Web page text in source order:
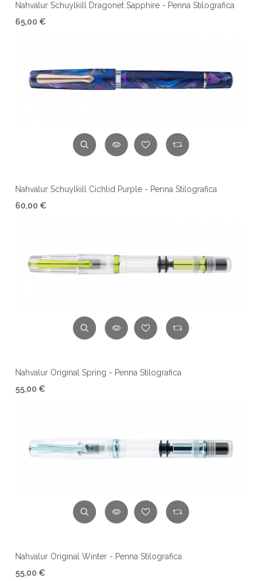
Nahvalur Schuylkill Dragonet Sapphire - Penna Stilografica
65,00 €
Nahvalur Schuylkill Cichlid Purple - Penna Stilografica
60,00 €
Nahvalur Original Spring - Penna Stilografica
55,00 €
Nahvalur Original Winter - Penna Stilografica
55,00 €